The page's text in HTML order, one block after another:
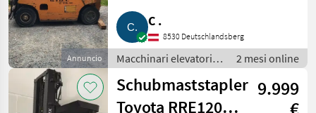
Annuncio
C .
8530 Deutschlandsberg
Macchinari elevatori e
per magazzino /
Carrello elevatore
2 mesi online
Schubmaststapler
Toyota RRE120B,
9.999